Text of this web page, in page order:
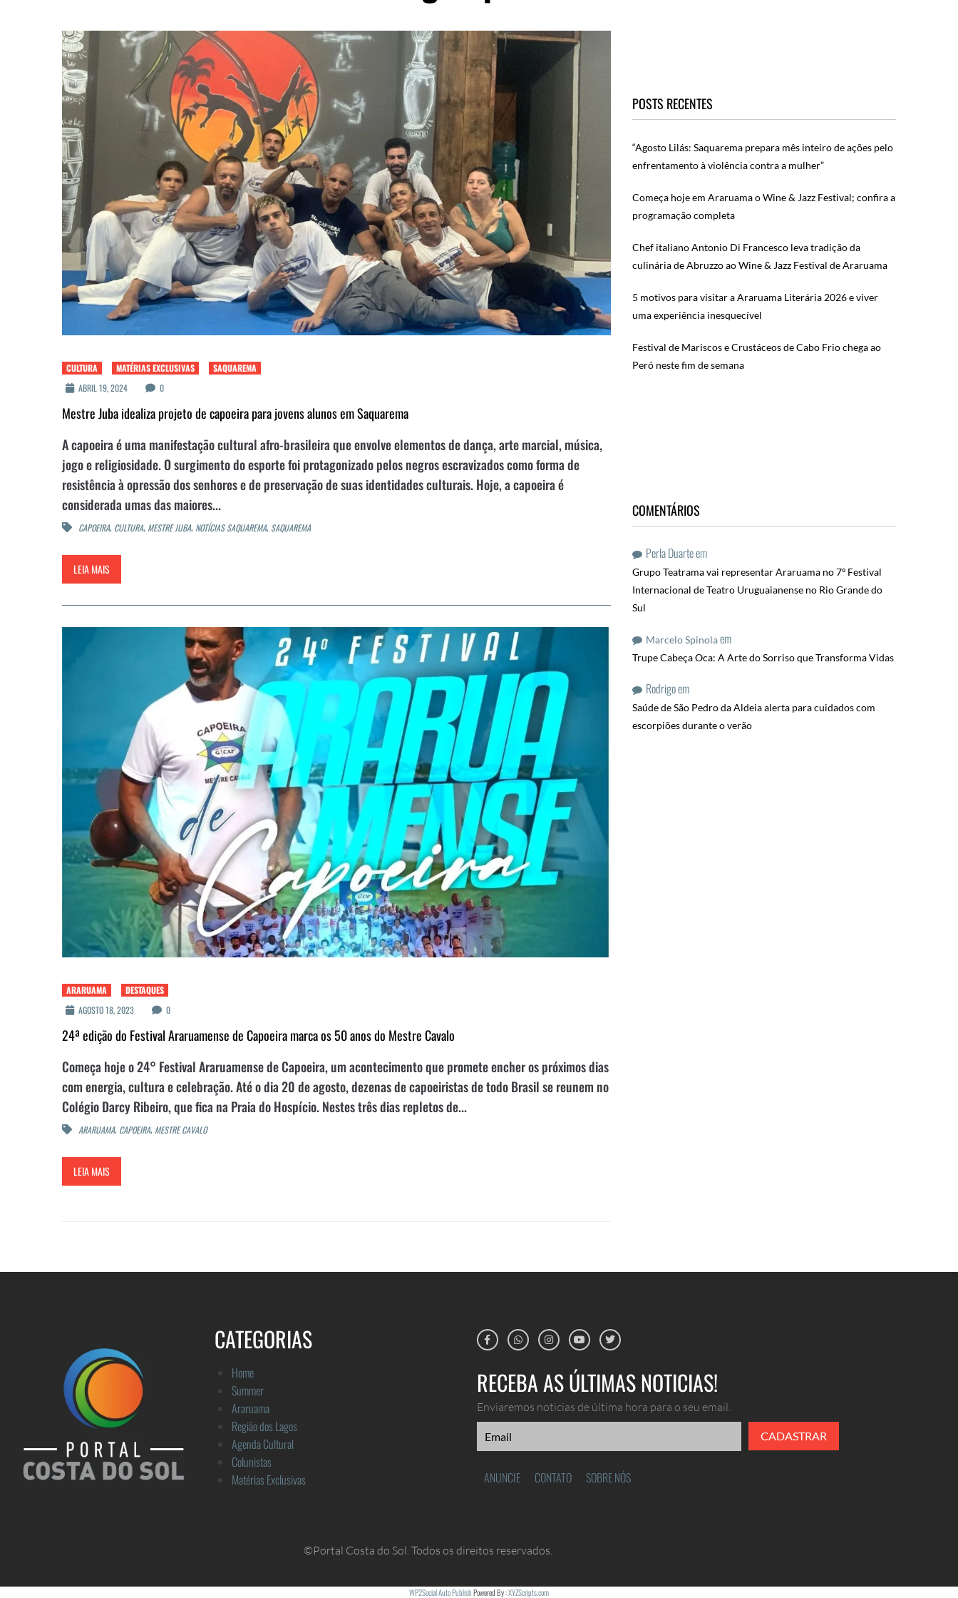
CULTURA MATÉRIAS EXCLUSIVAS
SAQUAREMA
ABRIL 19, 2024
0
Mestre Juba idealiza projeto de capoeira para jovens alunos em Saquarema
A capoeira é uma manifestação cultural afro-brasileira que envolve elementos de dança, arte marcial, música,
jogo e religiosidade. O surgimento do esporte foi protagonizado pelos negros escravizados como forma de
resistência à opressão dos senhores e de preservação de suas identidades culturais. Hoje, a capoeira é
considerada umas das maiores...
CAPOEIRA, CULTURA, MESTRE JUBA, NOTÍCIAS SAQUAREMA, SAQUAREMA
LEIA MAIS
ARARUAMA
DESTAQUES
AGOSTO 18, 2023
0
24ª edição do Festival Araruamense de Capoeira marca os 50 anos do Mestre Cavalo
Começa hoje o 24° Festival Araruamense de Capoeira, um acontecimento que promete encher os próximos dias
com energia, cultura e celebração. Até o dia 20 de agosto, dezenas de capoeiristas de todo Brasil se reunem no
Colégio Darcy Ribeiro, que fica na Praia do Hospício. Nestes três dias repletos de...
ARARUAMA, CAPOEIRA, MESTRE CAVALO
LEIA MAIS
POSTS RECENTES
“Agosto Lilás: Saquarema prepara mês inteiro de ações pelo
enfrentamento à violência contra a mulher”
Começa hoje em Araruama o Wine & Jazz Festival; confira a
programação completa
Chef italiano Antonio Di Francesco leva tradição da
culinária de Abruzzo ao Wine & Jazz Festival de Araruama
5 motivos para visitar a Araruama Literária 2026 e viver
uma experiência inesquecível
Festival de Mariscos e Crustáceos de Cabo Frio chega ao
Peró neste fim de semana
COMENTÁRIOS
Perla Duarteem
Grupo Teatrama vai representar Araruama no 7º Festival
Internacional de Teatro Uruguaianense no Rio Grande do
Sul
Marcelo Spinolaem
Trupe Cabeça Oca: A Arte do Sorriso que Transforma Vidas
Rodrigoem
Saúde de São Pedro da Aldeia alerta para cuidados com
escorpiões durante o verão
CATEGORIAS
Home
Summer
Araruama
Região dos Lagos
Agenda Cultural
Colunistas
Matérias Exclusivas
RECEBA AS ÚLTIMAS NOTICIAS!
Enviaremos noticias de última hora para o seu email.
CADASTRAR
ANUNCIE CONTATO SOBRE NÓS
©Portal Costa do Sol. Todos os direitos reservados.
WP2Social Auto PublishPowered By :XYZScripts.com